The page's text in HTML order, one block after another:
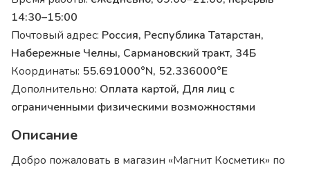
14:30–15:00
Почтовый адрес: Россия, Республика Татарстан,
Набережные Челны, Сармановский тракт, 34Б
Координаты: 55.691000°N, 52.336000°E
Дополнительно: Оплата картой, Для лиц с
ограниченными физическими возможностями
Описание
Добро пожаловать в магазин «Магнит Косметик» по